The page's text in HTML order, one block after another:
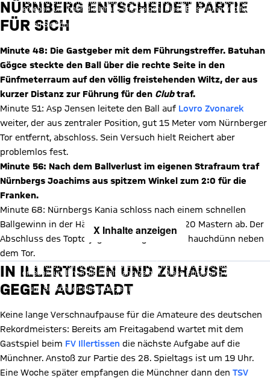
erheben, um Ihnen die Inhalte anzuzeigen. Diese Einstellung wird für
alle Inhalte des sozialen Netzwerks auf unserer Website gespeichert
und Sie können dies jederzeit in der
NÜRNBERG ENTSCHEIDET PARTIE
FÜR SICH
Minute 48: Die Gastgeber mit dem Führungstreffer. Batuhan
Gögce steckte den Ball über die rechte Seite in den
Fünfmeterraum auf den völlig freistehenden Wiltz, der aus
kurzer Distanz zur Führung für den Clubtraf.
Minute 51: Asp Jensen leitete den Ball auf Lovro Zvonarek
weiter, der aus zentraler Position, gut 15 Meter vom Nürnberger
Tor entfernt, abschloss. Sein Versuch hielt Reichert aber
problemlos fest.
Minute 56: Nach dem Ballverlust im eigenen Strafraum traf
Nürnbergs Joachims aus spitzem Winkel zum 2:0 für die
Franken.
Minute 68: Nürnbergs Kania schloss nach einem schnellen
Ballgewinn in der Hälfte der Bayern aus gut 20 Mastern ab. Der
Abschluss des Toptorjägers der Liga landete hauchdünn neben
dem Tor.
X Inhalte anzeigen
Netzwerk, Ihre Daten (z. B. IP-Adresse) mit Hilfe von Cookies zu
verarbeiten. Vorher kann das soziale Netzwerk keine Daten über Sie
erheben, um Ihnen die Inhalte anzuzeigen. Diese Einstellung wird für
alle Inhalte des sozialen Netzwerks auf unserer Website gespeichert
und Sie können dies jederzeit in der
ändern. Details: Datenschutzerklärung
IN ILLERTISSEN UND ZUHAUSE
GEGEN AUBSTADT
Keine lange Verschnaufpause für die Amateure des deutschen
Rekordmeisters: Bereits am Freitagabend wartet mit dem
Gastspiel beim FV Illertissen die nächste Aufgabe auf die
Münchner. Anstoß zur Partie des 28. Spieltags ist um 19 Uhr.
Eine Woche später empfangen die Münchner dann den TSV